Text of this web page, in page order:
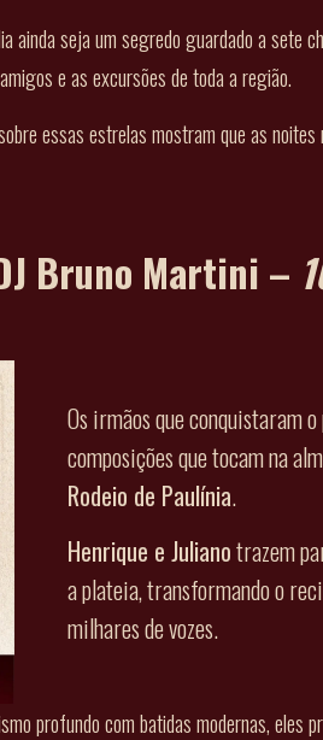
ainda seja um segredo guardado a sete
e as excursões de toda a região.
essas estrelas mostram que as
Bruno Martini –
Os irmãos que conquistaram
composições que tocam na
Rodeio de Paulínia.
Henrique e Julianotrazem
a plateia, transformando o
milhares de vozes.
profundo com batidas modernas, eles